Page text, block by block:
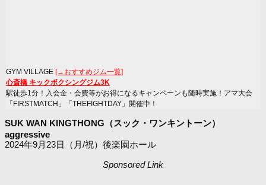
GYM VILLAGE [→おすすめジム一覧]
心斎橋 キックボクシングジム3K
駅徒歩1分！入会金・会費等がお得になるキャンペーンも随時実施！アマ大会
「FIRSTMATCH」「THEFIGHTDAY」開催中！
SUK WAN KINGTHONG（スック・ワンキントーン）
aggressive
2024年9月23日（月/祝）後楽園ホール
Sponsored Link